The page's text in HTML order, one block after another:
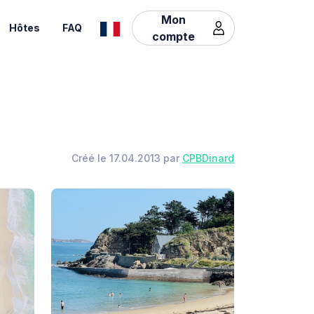
Hôtes FAQ
Mon
compte
Créé le 17.04.2013 par CPBDinard